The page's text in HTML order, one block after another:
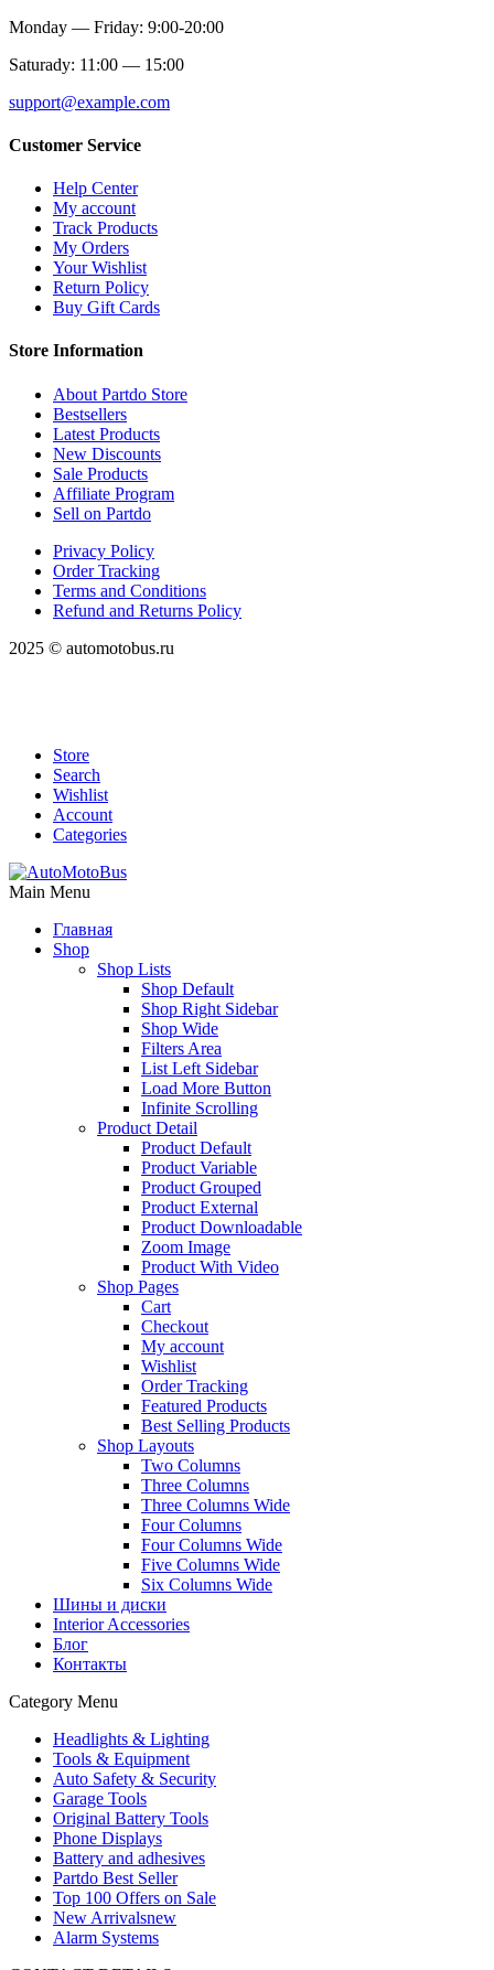
Monday — Friday: 9:00-20:00
Saturady: 11:00 — 15:00
support@example.com
Customer Service
Help Center
My account
Track Products
My Orders
Your Wishlist
Return Policy
Buy Gift Cards
Store Information
About Partdo Store
Bestsellers
Latest Products
New Discounts
Sale Products
Affiliate Program
Sell on Partdo
Privacy Policy
Order Tracking
Terms and Conditions
Refund and Returns Policy
2025 © automotobus.ru
Store
Search
Wishlist
Account
Categories
Main Menu
Главная
Shop
Shop Lists
Shop Default
Shop Right Sidebar
Shop Wide
Filters Area
List Left Sidebar
Load More Button
Infinite Scrolling
Product Detail
Product Default
Product Variable
Product Grouped
Product External
Product Downloadable
Zoom Image
Product With Video
Shop Pages
Cart
Checkout
My account
Wishlist
Order Tracking
Featured Products
Best Selling Products
Shop Layouts
Two Columns
Three Columns
Three Columns Wide
Four Columns
Four Columns Wide
Five Columns Wide
Six Columns Wide
Шины и диски
Interior Accessories
Блог
Контакты
Category Menu
Headlights & Lighting
Tools & Equipment
Auto Safety & Security
Garage Tools
Original Battery Tools
Phone Displays
Battery and adhesives
Partdo Best Seller
Top 100 Offers on Sale
New Arrivalsnew
Alarm Systems